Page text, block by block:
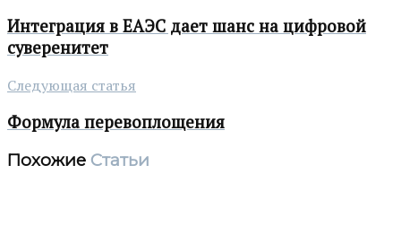
Интеграция в ЕАЭС дает шанс на цифровой
суверенитет
Следующая статья
Формула перевоплощения
Похожие Статьи